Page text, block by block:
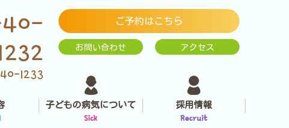
40-
1232
1233
ご予約はこちら
お問い合わせ アクセス
子どもの病気について
Sick
採用情報
Recruit